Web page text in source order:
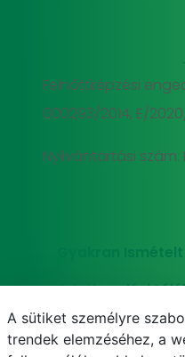
Felnőttképzési
000293/2014, E/
Nyilvántartási
Gyakran
Adatkezelési
Süti (cookie)
A sütiket személyre
trendek elemzéséhez, a